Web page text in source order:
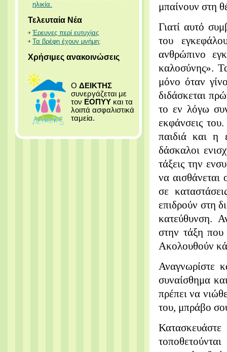
ηλικία.
Τελευταία Νέα
Έρευνες περί ευτυχίας
Τα βρέφη έχουν μνήμη;
Χρήσιμες ανακοινώσεις
Ο ΔΕΙΚΤΗΣ
συνεργάζεται με
τον ΕΟΠΥΥ και τα
λοιπά ασφαλιστικά
ταμεία.
μπαίνουν στη
Γιατί αυτό
του
ανθρώπινο
καλοσύνης».
μόνο όταν
διδάσκεται
το εν λόγω
εκφάνσεις
παιδιά και η
δάσκαλοι
τάξεις την
να
σε
επιδρούν στη
κατεύθυνση.
στην τάξη που
Ακολουθούν
Αναγνωρίστε
συναίσθημα
πρέπει να
του, μπράβο